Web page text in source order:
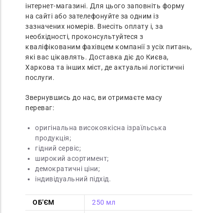
інтернет-магазині. Для цього заповніть форму
на сайті або зателефонуйте за одним із
зазначених номерів. Внесіть оплату і, за
необхідності, проконсультуйтеся з
кваліфікованим фахівцем компанії з усіх питань,
які вас цікавлять. Доставка діє до Києва,
Харкова та інших міст, де актуальні логістичні
послуги.
Звернувшись до нас, ви отримаєте масу
переваг:
оригінальна високоякісна ізраїльська
продукція;
гідний сервіс;
широкий асортимент;
демократичні ціни;
індивідуальний підхід.
ОБ'ЄМ
250 мл